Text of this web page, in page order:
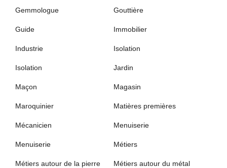
Gemmologue Gouttière
Guide Immobilier
Industrie Isolation
Isolation Jardin
Maçon Magasin
Maroquinier Matières premières
Mécanicien Menuiserie
Menuiserie Métiers
Métiers autour de la pierre Métiers autour du métal